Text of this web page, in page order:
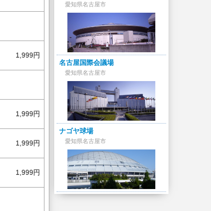
1,999円
1,999円
1,999円
1,999円
愛知県名古屋市
名古屋国際会議場
愛知県名古屋市
ナゴヤ球場
愛知県名古屋市